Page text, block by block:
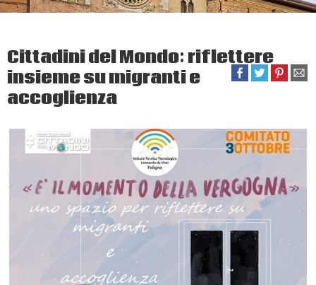
Cittadini del Mondo: riflettere
insieme su migranti e
accoglienza